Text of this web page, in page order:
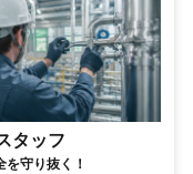
タッフ
守り抜く！